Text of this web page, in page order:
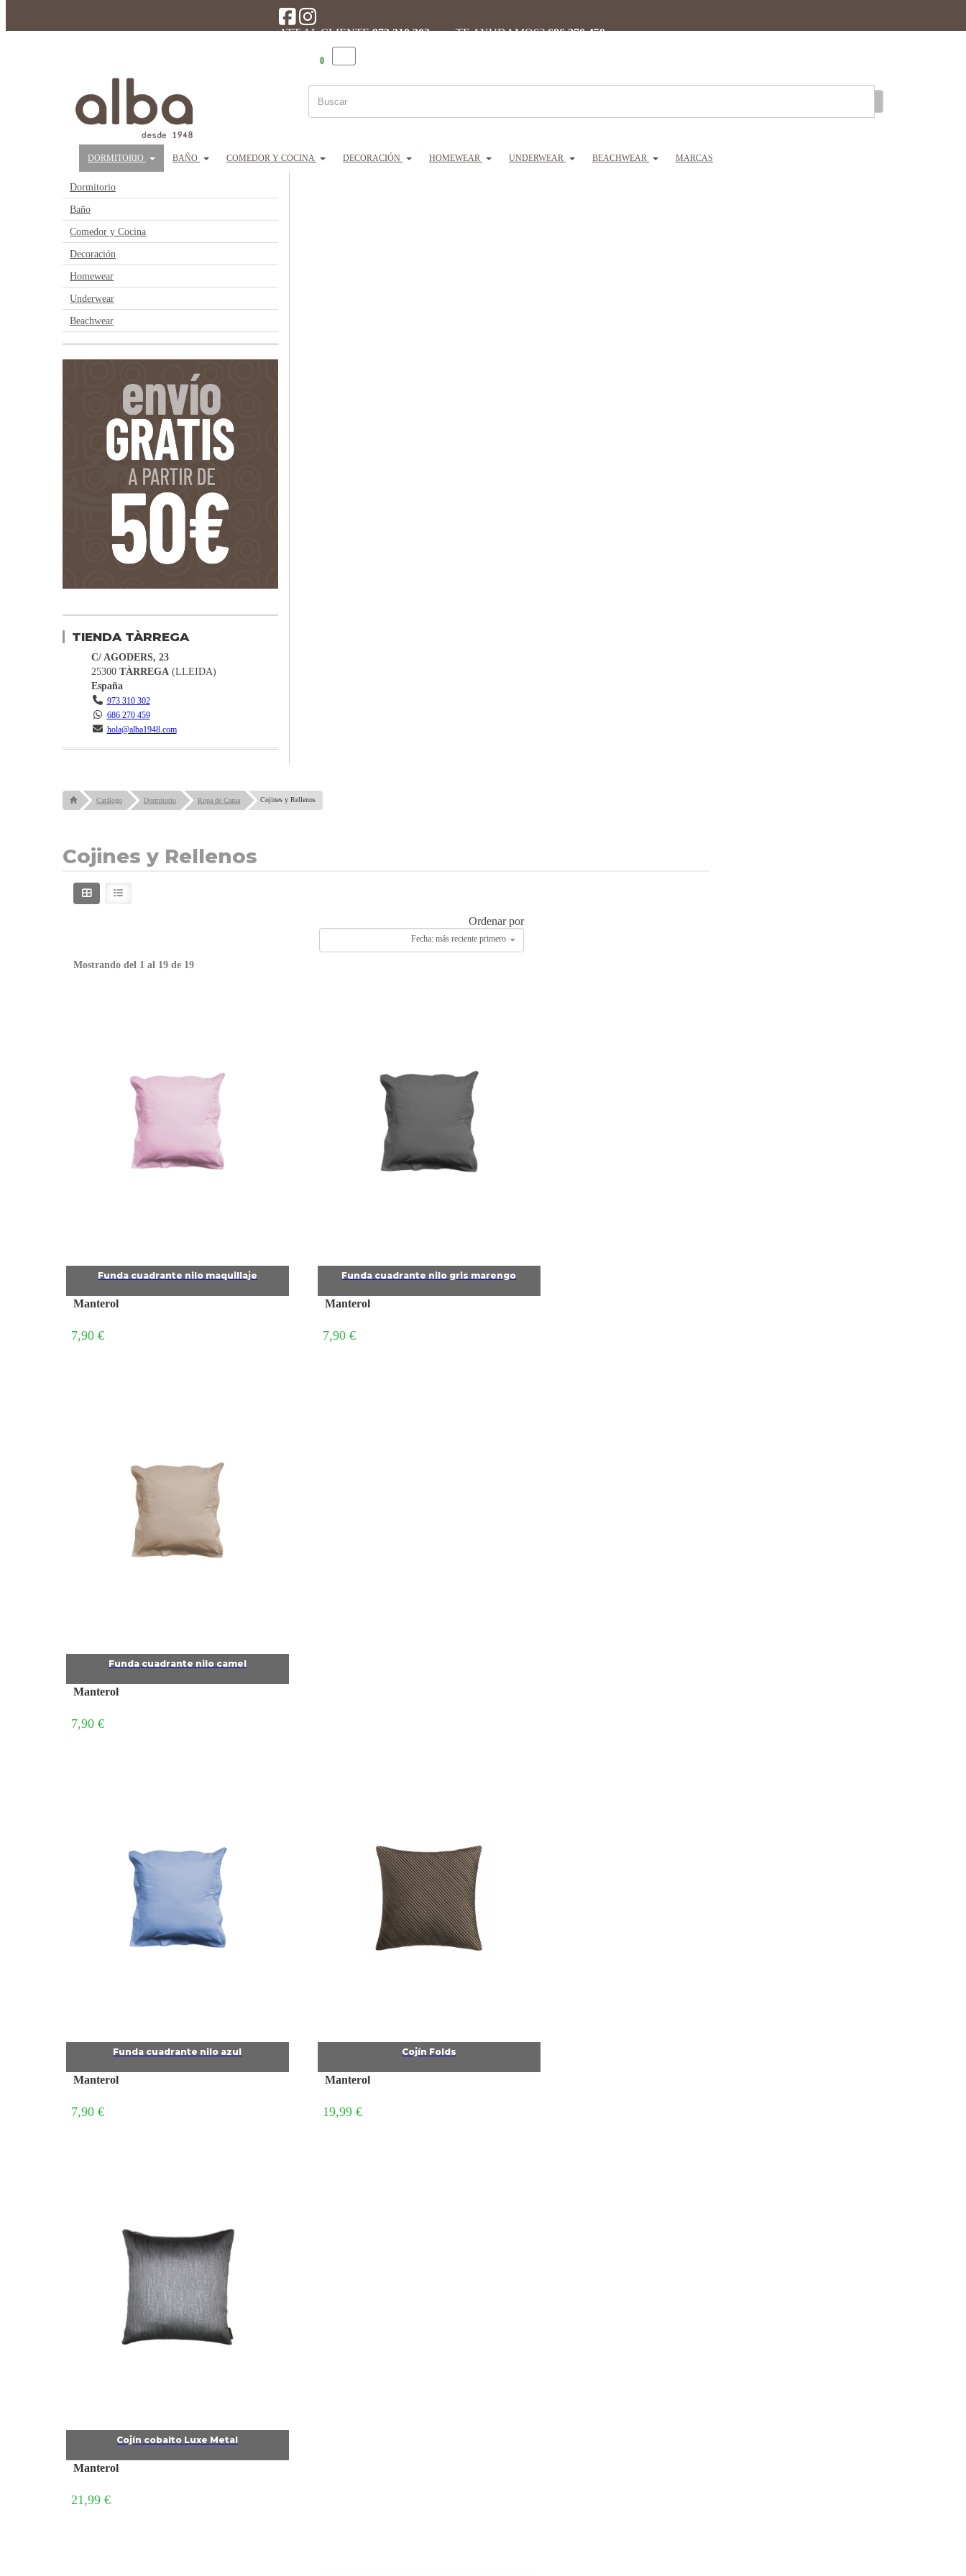
ATT AL CLIENTE973 310 302 ·¿TE AYUDAMOS?686 270 459
0
DORMITORIO BAÑO COMEDOR Y COCINA DECORACIÓN HOMEWEAR UNDERWEAR BEACHWEAR MARCAS
PRODUCTOS
Dormitorio
Baño
Comedor y Cocina
Decoración
Homewear
Underwear
Beachwear
TIENDA TÀRREGA
C/ AGODERS, 23
25300 TÀRREGA (LLEIDA)
España
973 310 302
686 270 459
hola@alba1948.com
Catálogo Dormitorio Ropa de Cama Cojines y Rellenos
Cojines y Rellenos
Ordenar por
Fecha: más reciente primero
Mostrando del 1 al 19 de 19
Funda cuadrante nilo maquillaje
Manterol
7,90 €
Funda cuadrante nilo gris marengo
Manterol
7,90 €
Funda cuadrante nilo camel
Manterol
7,90 €
Funda cuadrante nilo azul
Manterol
7,90 €
Cojín Folds
Manterol
19,99 €
Cojín cobalto Luxe Metal
Manterol
21,99 €